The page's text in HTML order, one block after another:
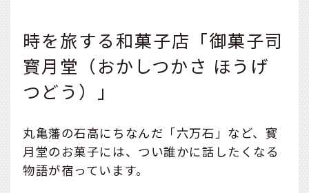
時を旅する和菓子店「御菓子司
寳月堂（おかしつかさ ほうげ
つどう）」
丸亀藩の石高にちなんだ「六万石」など、寳
月堂のお菓子には、つい誰かに話したくなる
物語が宿っています。